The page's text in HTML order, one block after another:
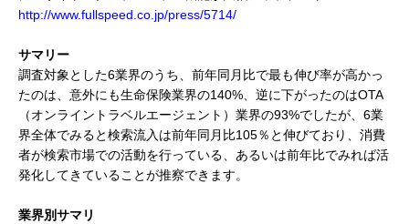
http://www.fullspeed.co.jp/press/5714/
サマリー
調査対象とした6業界のうち、前年同月比で最も伸び率が高かっ
たのは、意外にも生命保険業界の140%、逆に下がったのはOTA
（オンライントラベルエージェント）業界の93%でしたが、6業
界全体でみると検索流入は前年同月比105％と伸びており、消費
者が検索市場での活動を行っている、あるいは前年比でみれば活
発化してきていることが推察できます。
業界別サマリ